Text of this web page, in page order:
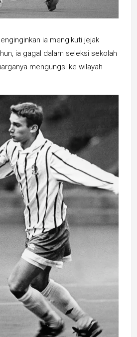
ia mengikuti jejak
ia gagal dalam seleksi sekolah
mengungsi ke wilayah